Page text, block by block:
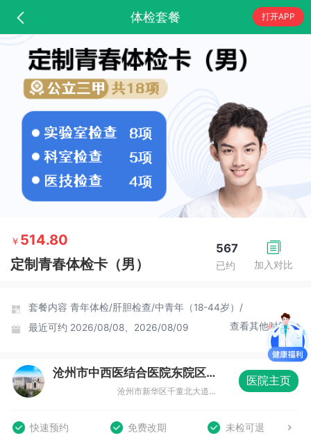
体检套餐 打开APP
加入对比
567
已约
￥ 514.80
定制青春体检卡（男）
套餐内容 青年体检/肝胆检查/中青年（18-44岁）/
最近可约 2026/08/08、2026/08/09 查看其他时间
沧州市中西医结合医院东院区体检中心
沧州市新华区千童北大道17号沧州中西医结合医院东院区体检中心
医院主页
快速预约 免费改期 未检可退